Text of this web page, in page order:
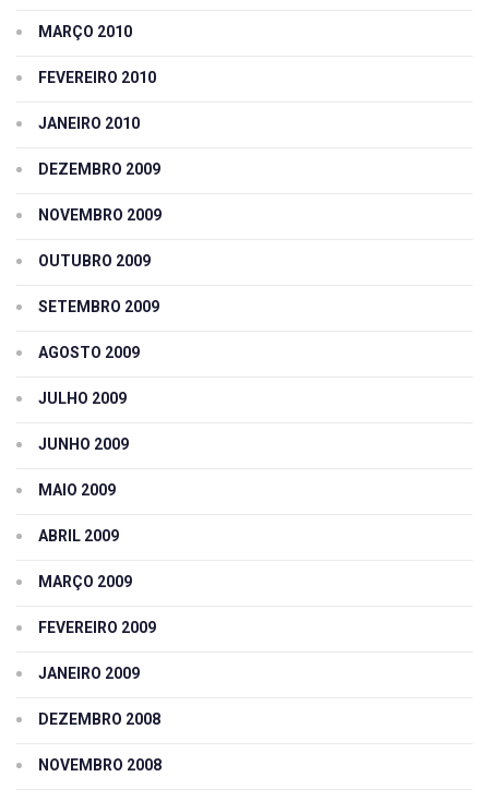
MARÇO 2010
FEVEREIRO 2010
JANEIRO 2010
DEZEMBRO 2009
NOVEMBRO 2009
OUTUBRO 2009
SETEMBRO 2009
AGOSTO 2009
JULHO 2009
JUNHO 2009
MAIO 2009
ABRIL 2009
MARÇO 2009
FEVEREIRO 2009
JANEIRO 2009
DEZEMBRO 2008
NOVEMBRO 2008